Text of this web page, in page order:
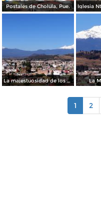
Postales de Cholula, Pue.
La majestuosidad de los dos volcanes La
1 2